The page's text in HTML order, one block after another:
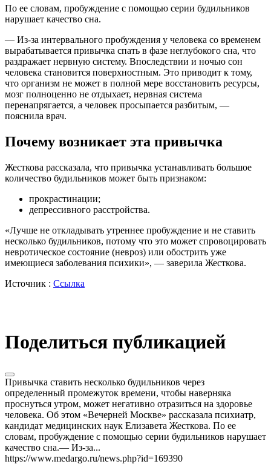
По ее словам, пробуждение с помощью серии будильников
нарушает качество сна.
— Из-за интервального пробуждения у человека со временем
вырабатывается привычка спать в фазе неглубокого сна, что
раздражает нервную систему. Впоследствии и ночью сон
человека становится поверхностным. Это приводит к тому,
что организм не может в полной мере восстановить ресурсы,
мозг полноценно не отдыхает, нервная система
перенапрягается, а человек просыпается разбитым, —
пояснила врач.
Почему возникает эта привычка
Жесткова рассказала, что привычка устанавливать большое
количество будильников может быть признаком:
прокрастинации;
депрессивного расстройства.
«Лучше не откладывать утреннее пробуждение и не ставить
несколько будильников, потому что это может спровоцировать
невротическое состояние (невроз) или обострить уже
имеющиеся заболевания психики», — заверила Жесткова.
Источник : Ссылка
Поделиться публикацией
Привычка ставить несколько будильников через
определенный промежуток времени, чтобы наверняка
проснуться утром, может негативно отразиться на здоровье
человека. Об этом «Вечерней Москве» рассказала психиатр,
кандидат медицинских наук Елизавета Жесткова. По ее
словам, пробуждение с помощью серии будильников нарушает
качество сна.— Из-за...
https://www.medargo.ru/news.php?id=169390